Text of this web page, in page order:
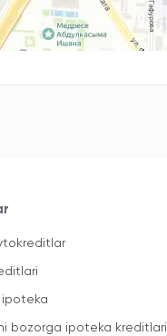
ipoteka
bozorga ipoteka kreditlari